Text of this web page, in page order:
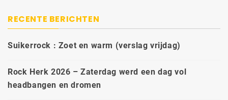
RECENTE BERICHTEN
Suikerrock : Zoet en warm (verslag vrijdag)
Rock Herk 2026 – Zaterdag werd een dag vol
headbangen en dromen